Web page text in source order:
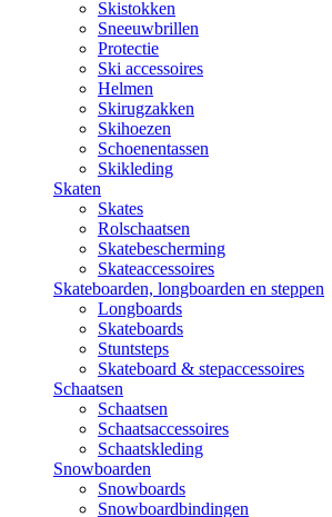
Skistokken
Sneeuwbrillen
Protectie
Ski accessoires
Helmen
Skirugzakken
Skihoezen
Schoenentassen
Skikleding
Skaten
Skates
Rolschaatsen
Skatebescherming
Skateaccessoires
Skateboarden, longboarden en steppen
Longboards
Skateboards
Stuntsteps
Skateboard & stepaccessoires
Schaatsen
Schaatsen
Schaatsaccessoires
Schaatskleding
Snowboarden
Snowboards
Snowboardbindingen